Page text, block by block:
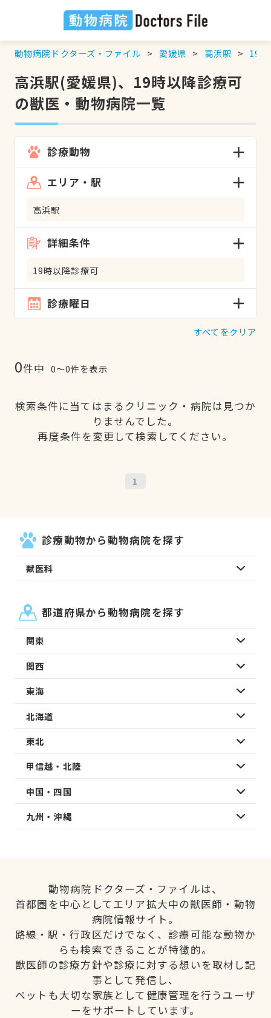
動物病院ドクターズ・ファイル 愛媛県 高浜駅 19
高浜駅(愛媛県)、19時以降診療可
の獣医・動物病院一覧
診療動物
エリア・駅
高浜駅
詳細条件
19時以降診療可
診療曜日
すべてをクリア
0件中 0〜0件を表示
検索条件に当てはまるクリニック・病院は見つか
りませんでした。
再度条件を変更して検索してください。
1
診療動物から動物病院を探す
獣医科
都道府県から動物病院を探す
関東
関西
東海
北海道
東北
甲信越・北陸
中国・四国
九州・沖縄
動物病院ドクターズ・ファイルは、
首都圏を中心としてエリア拡大中の獣医師・動物
病院情報サイト。
路線・駅・行政区だけでなく、診療可能な動物か
らも検索できることが特徴的。
獣医師の診療方針や診療に対する想いを取材し記
事として発信し、
ペットも大切な家族として健康管理を行うユーザ
ーをサポートしています。